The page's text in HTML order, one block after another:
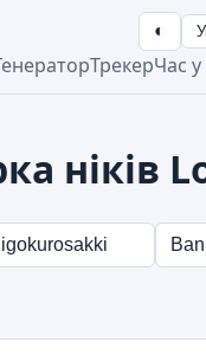
ТрекерЧас у
◐
ніків